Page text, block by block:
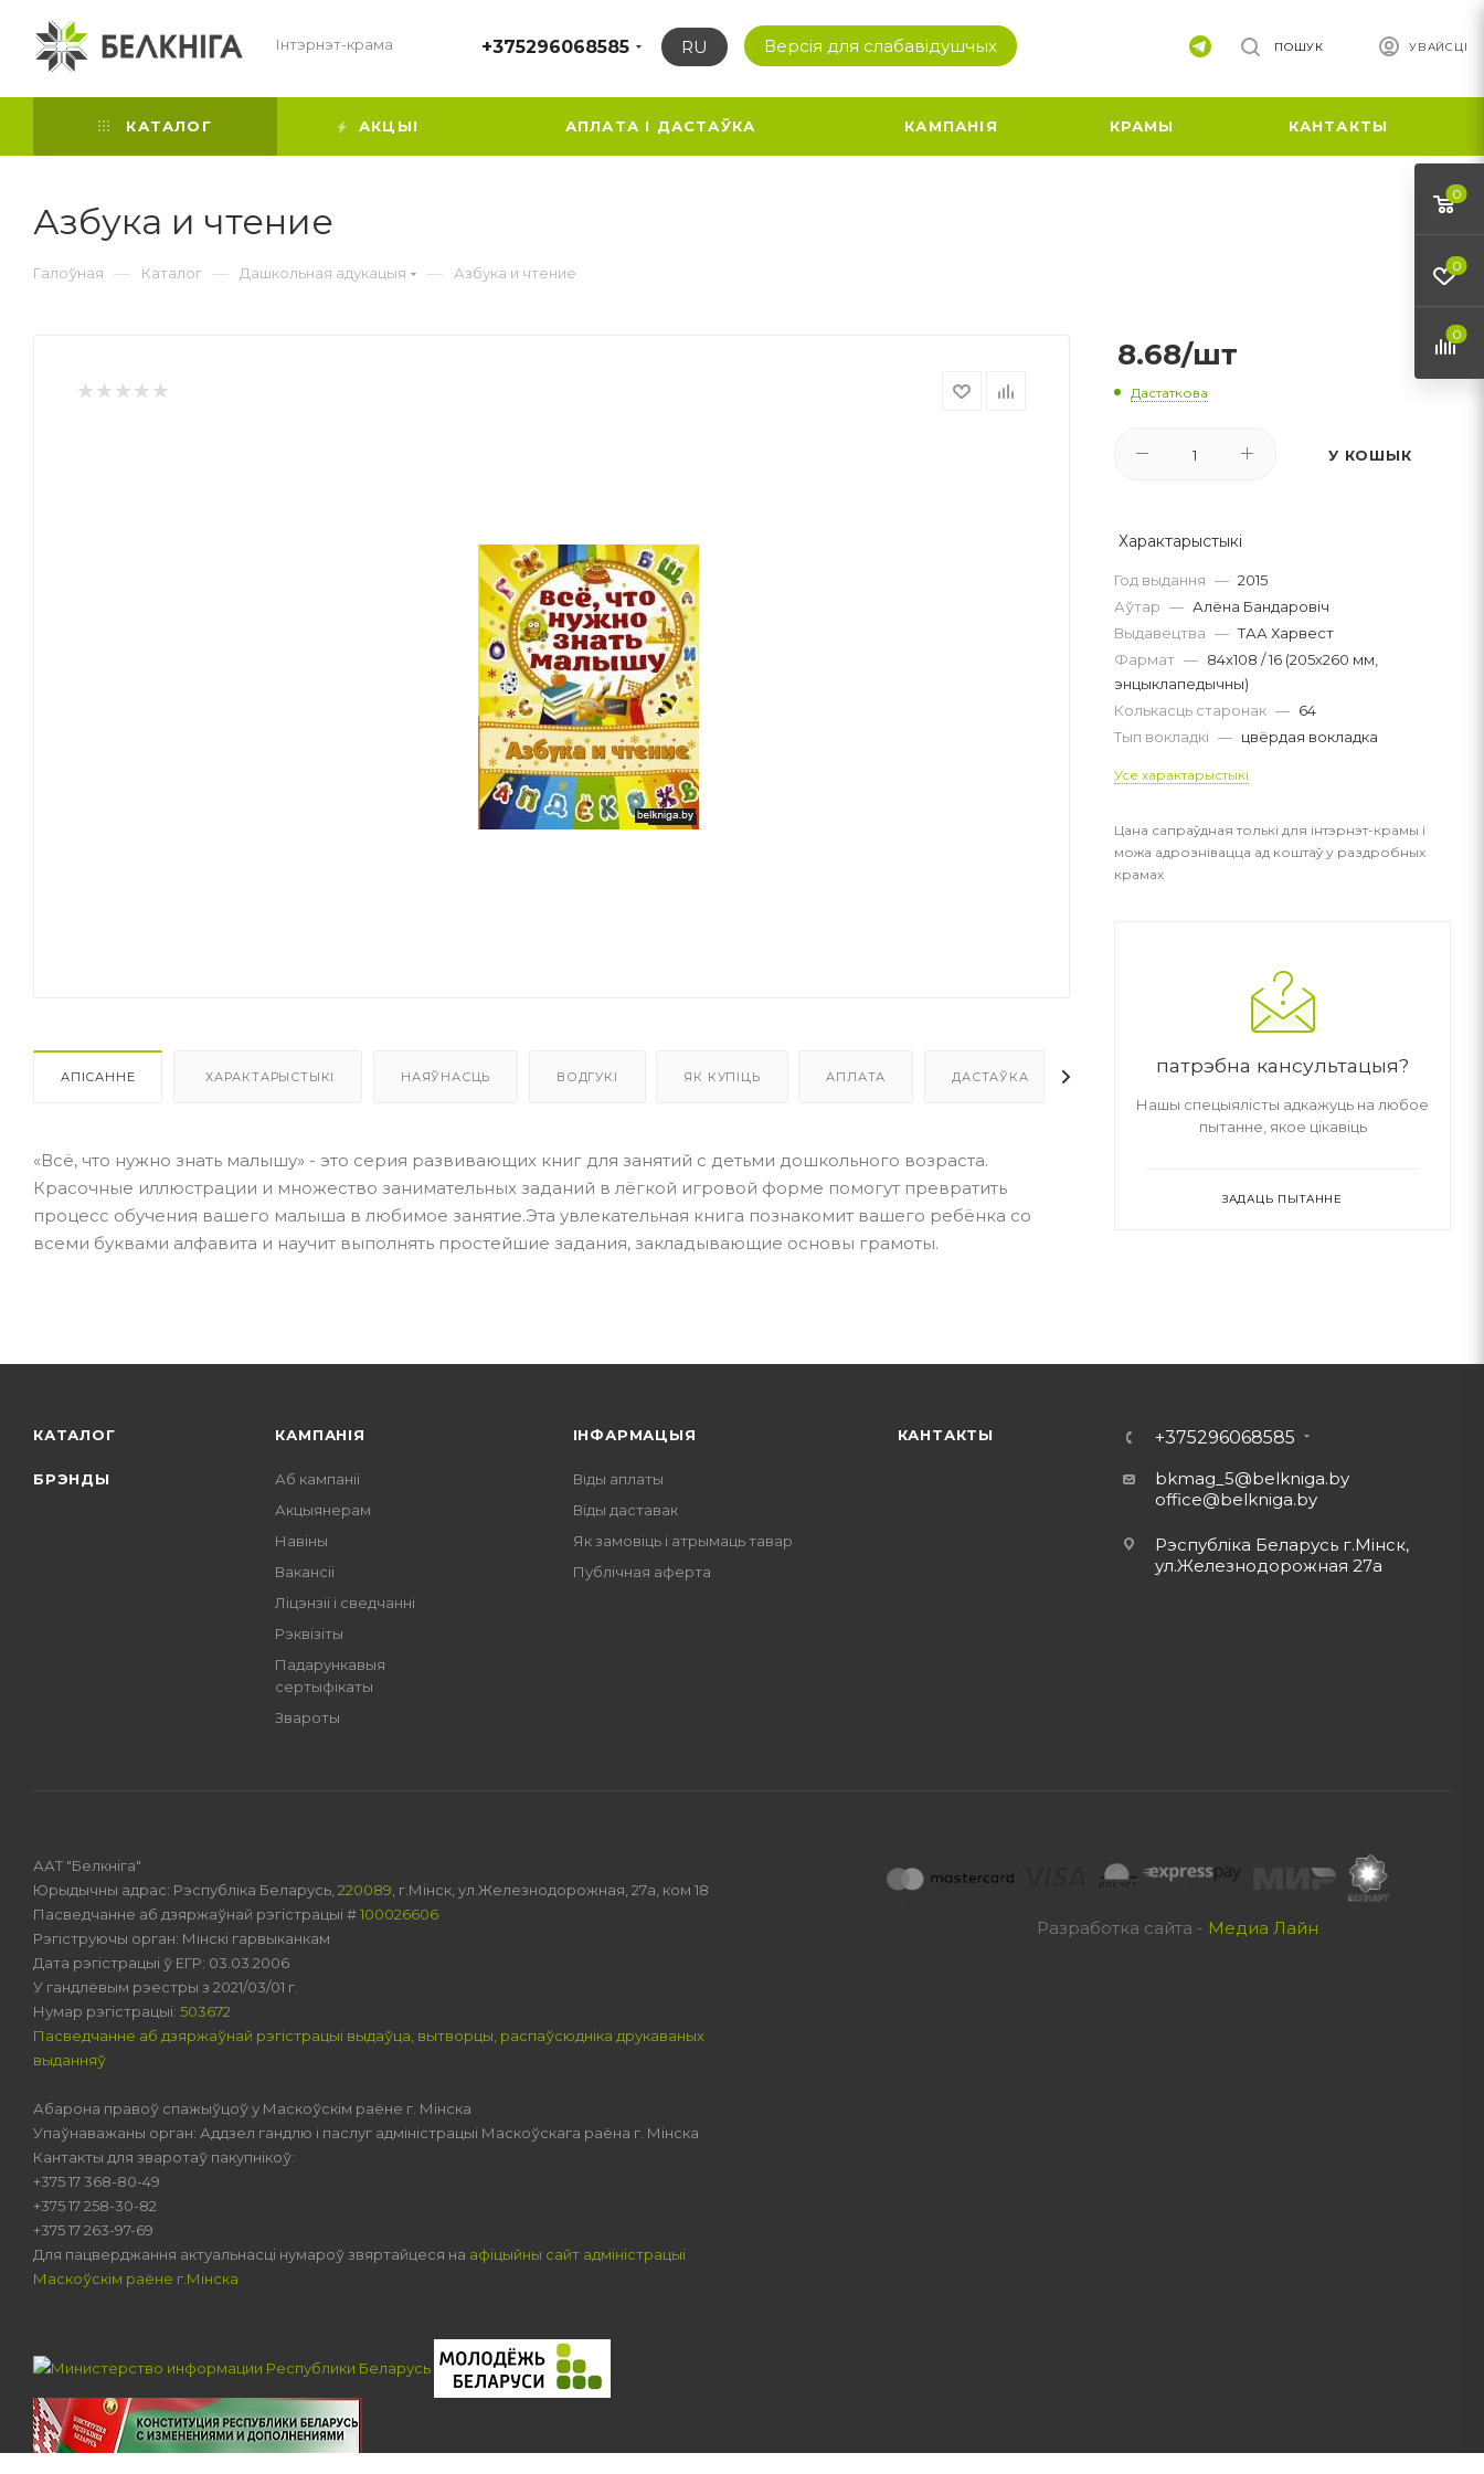
Інтэрнэт-крама +375296068585 RU Версія для слабавідушчых УВАЙСЦІ
ПОШУК
КАТАЛОГ АКЦЫІ АПЛАТА І ДАСТАЎКА КАМПАНІЯ КРАМЫ КАНТАКТЫ
Азбука и чтение
Галоўная — Каталог — Дашкольная адукацыя — Азбука и чтение
АПІСАННЕ ХАРАКТАРЫСТЫКІ НАЯЎНАСЦЬ ВОДГУКІ ЯК КУПІЦЬ АПЛАТА ДАСТАЎКА ДАДАТКОВА
«Всё, что нужно знать малышу» - это серия развивающих книг для занятий с детьми дошкольного возраста.
Красочные иллюстрации и множество занимательных заданий в лёгкой игровой форме помогут превратить
процесс обучения вашего малыша в любимое занятие.Эта увлекательная книга познакомит вашего ребёнка со
всеми буквами алфавита и научит выполнять простейшие задания, закладывающие основы грамоты.
8.68/шт
Дастаткова
У КОШЫК
Характарыстыкі
Год выдання — 2015
Аўтар — Алёна Бандаровіч
Выдавецтва — ТАА Харвест
Фармат — 84х108 / 16 (205х260 мм,
энцыклапедычны)
Колькасць старонак — 64
Тып вокладкі — цвёрдая вокладка
Усе характарыстыкі
Цана сапраўдная толькі для інтэрнэт-крамы і
можа адрознівацца ад коштаў у раздробных
крамах
патрэбна кансультацыя?
Нашы спецыялісты адкажуць на любое
пытанне, якое цікавіць
ЗАДАЦЬ ПЫТАННЕ
КАТАЛОГ
БРЭНДЫ
КАМПАНІЯ
Аб кампаніі
Акцыянерам
Навіны
Вакансіі
Ліцэнзіі і сведчанні
Рэквізіты
Падарункавыя
сертыфікаты
Звароты
ІНФАРМАЦЫЯ
Віды аплаты
Віды даставак
Як замовіць і атрымаць тавар
Публічная аферта
КАНТАКТЫ
+375296068585
bkmag_5@belkniga.by
office@belkniga.by
Рэспубліка Беларусь г.Мінск,
ул.Железнодорожная 27а
Разработка сайта - Медиа Лайн
ААТ "Белкніга"
Юрыдычны адрас: Рэспубліка Беларусь, 220089 , г.Мінск, ул.Железнодорожная, 27а, ком 18
Пасведчанне аб дзяржаўнай рэгістрацыі #100026606
Рэгіструючы орган: Мінскі гарвыканкам
Дата рэгістрацыі ў ЕГР: 03.03.2006
У гандлёвым рэестры з 2021/03/01 г.
Нумар рэгістрацыі: 503672
Пасведчанне аб дзяржаўнай рэгістрацыі выдаўца, вытворцы, распаўсюдніка друкаваных
выданняў
Абарона правоў спажыўцоў у Маскоўскім раёне г. Мінска
Упаўнаважаны орган: Аддзел гандлю і паслуг адміністрацыі Маскоўскага раёна г. Мінска
Кантакты для зваротаў пакупнікоў:
+375 17 368-80-49
+375 17 258-30-82
+375 17 263-97-69
Для пацверджання актуальнасці нумароў звяртайцеся на афіцыйны сайт адміністрацыі
Маскоўскім раёне г.Мінска
0
0
0